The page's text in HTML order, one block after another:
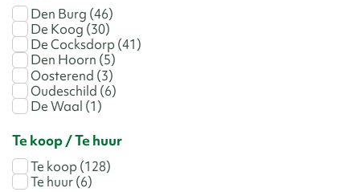
Den Burg (46)
De Koog (30)
De Cocksdorp(41)
Den Hoorn (5)
Oosterend (3)
Oudeschild (6)
De Waal (1)
Te koop / Te huur
Te koop(128)
Te huur(6)